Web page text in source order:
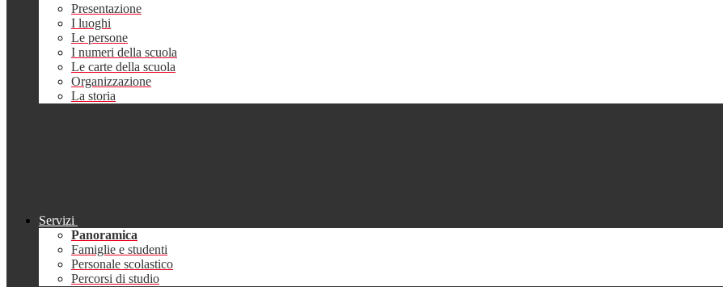
Presentazione
I luoghi
Le persone
I numeri della scuola
Le carte della scuola
Organizzazione
La storia
Servizi
Panoramica
Famiglie e studenti
Personale scolastico
Percorsi di studio